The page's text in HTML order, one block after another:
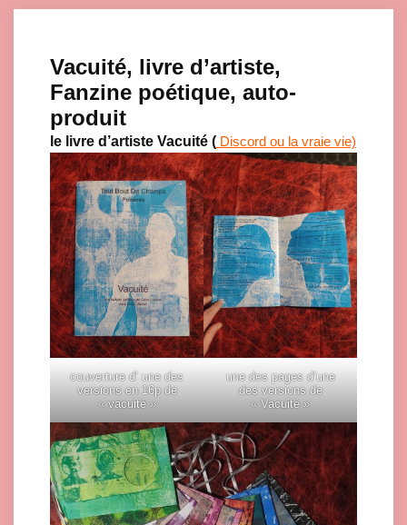
Vacuité, livre d’artiste,
Fanzine poétique, auto-
produit
le livre d’artiste Vacuité ( Discord ou la vraie vie)
couverture d’ une des
versions en 16p de
« vacuité »
une des pages d’une
des versions de
« Vacuité »